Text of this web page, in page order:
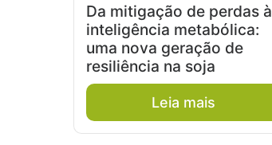
Da mitigação de perdas à
inteligência metabólica:
uma nova geração de
resiliência na soja
Leia mais